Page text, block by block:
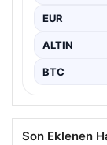
EUR
ALTIN
BTC
Son Eklenen